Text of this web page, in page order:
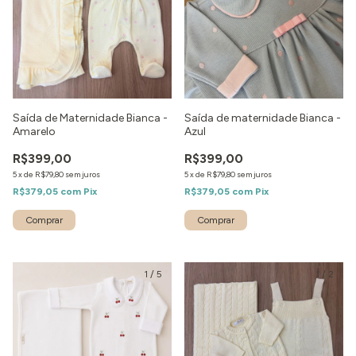
Saída de Maternidade Bianca -
Amarelo
R$399,00
5xde R$79,80 sem juros
R$379,05 com Pix
Comprar
Saída de maternidade Bianca -
Azul
R$399,00
5xde R$79,80 sem juros
R$379,05 com Pix
Comprar
1 / 5 1 / 2